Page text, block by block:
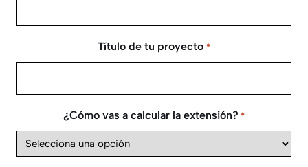
Título de tu proyecto *
¿Cómo vas a calcular la extensión? *